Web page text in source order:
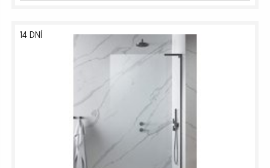
14 DNÍ